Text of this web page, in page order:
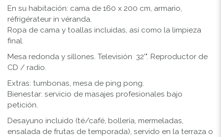
En su habitación: cama de 160 x 200 cm, armario,
réfrigérateur in véranda.
Ropa de cama y toallas incluidas, así como la limpieza
final.
Mesa redonda y sillones. Televisión 32'". Reproductor de
CD / radio.
Extras: tumbonas, mesa de ping pong.
Bienestar: servicio de masajes profesionales bajo
petición.
Desayuno incluido (té/café, bollería, mermeladas,
ensalada de frutas de temporada), servido en la terraza o